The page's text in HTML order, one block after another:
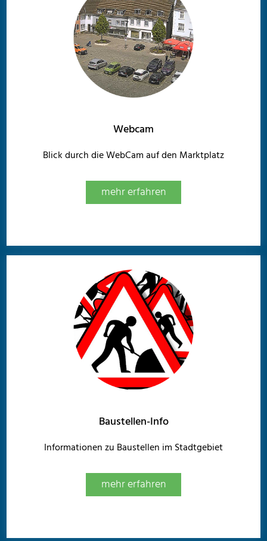
Webcam
Blick durch die WebCam auf den Marktplatz
mehr erfahren
Baustellen-Info
Informationen zu Baustellen im Stadtgebiet
mehr erfahren